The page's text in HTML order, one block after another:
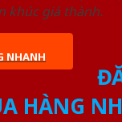
khúc giá thành.
NHANH
HÀNG